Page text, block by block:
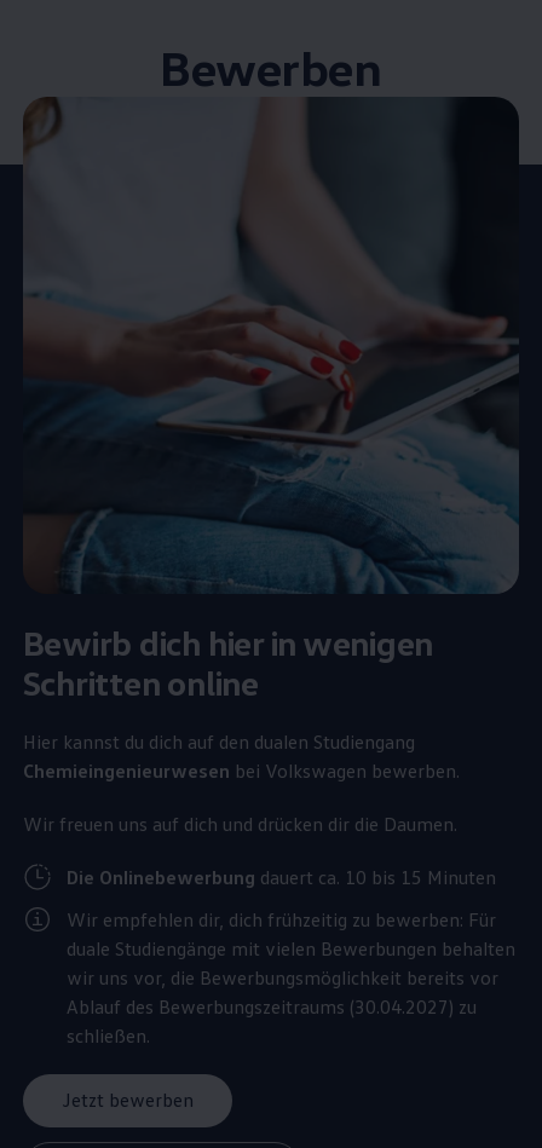
Bewerben
Bewirb dich hier in wenigen
Schritten online
Hier kannst du dich auf den dualen Studiengang
Chemieingenieurwesen bei Volkswagen bewerben.
Wir freuen uns auf dich und drücken dir die Daumen.
Die Onlinebewerbung dauert ca. 10 bis 15 Minuten
Wir empfehlen dir, dich frühzeitig zu bewerben: Für
duale Studiengänge mit vielen Bewerbungen behalten
wir uns vor, die Bewerbungsmöglichkeit bereits vor
Ablauf des Bewerbungszeitraums (30.04.2027) zu
schließen.
Jetzt bewerben